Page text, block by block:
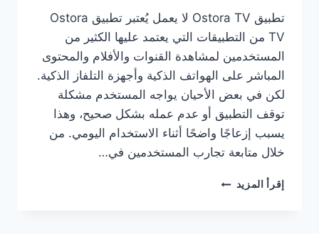
تطبيق Ostora TV لا يعمل يُعتبر تطبيق Ostora
TV من التطبيقات التي يعتمد عليها الكثير من
المستخدمين لمشاهدة القنوات والأفلام والمحتوى
المباشر على الهواتف الذكية وأجهزة التلفاز الذكية.
لكن في بعض الأحيان يواجه المستخدم مشكلة
توقف التطبيق أو عدم عمله بشكل صحيح، وهذا
يسبب إزعاجًا واضحًا أثناء الاستخدام اليومي. من
خلال متابعة تجارب المستخدمين في…
إقرأ المزيد تطبيق